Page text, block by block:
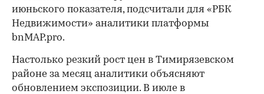
июньского показателя, подсчитали для «РБК
Недвижимости» аналитики платформы
bnMAP.pro.
Настолько резкий рост цен в Тимирязевском
районе за месяц аналитики объясняют
обновлением экспозиции. В июле в